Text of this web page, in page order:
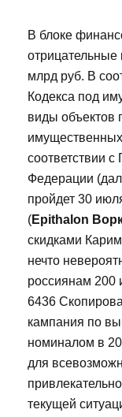
В блоке
млрд руб. В
Кодекса под
виды объектов
соответствии
Федерации
пройдет 30
(Epithalon
скидками
нечто
россиянам 200
6436
кампания по
номиналом в
для
текущей